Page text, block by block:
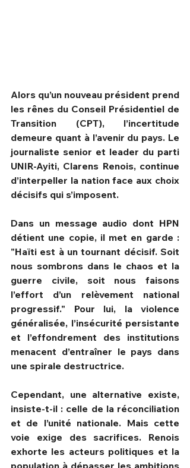
HPN Live
Alors qu’un nouveau président prend
les rênes du Conseil Présidentiel de
Transition (CPT), l’incertitude
demeure quant à l’avenir du pays. Le
journaliste senior et leader du parti
UNIR-Ayiti, Clarens Renois, continue
d’interpeller la nation face aux choix
décisifs qui s’imposent.
Dans un message audio dont HPN
détient une copie, il met en garde :
"Haïti est à un tournant décisif. Soit
nous sombrons dans le chaos et la
guerre civile, soit nous faisons
l’effort d’un relèvement national
progressif." Pour lui, la violence
généralisée, l’insécurité persistante
et l’effondrement des institutions
menacent d’entraîner le pays dans
une spirale destructrice.
Cependant, une alternative existe,
insiste-t-il : celle de la réconciliation
et de l’unité nationale. Mais cette
voie exige des sacrifices. Renois
exhorte les acteurs politiques et la
population à dépasser les ambitions